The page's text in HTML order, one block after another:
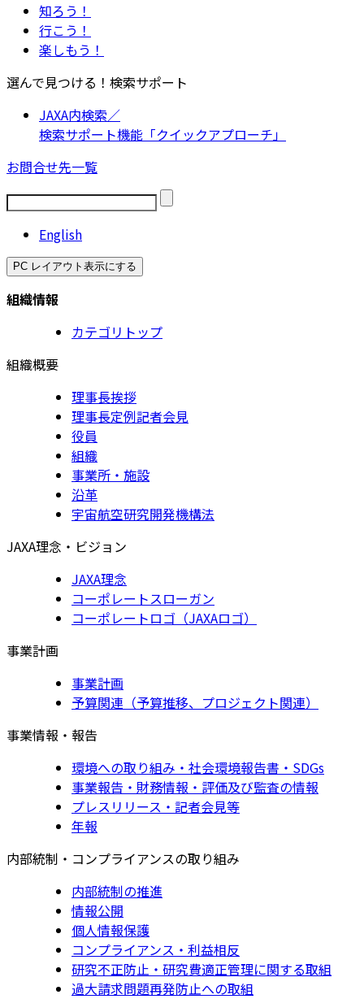
知ろう！
行こう！
楽しもう！
選んで見つける！検索サポート
JAXA内検索／
検索サポート機能「クイックアプローチ」
お問合せ先一覧
English
PC レイアウト表示にする
組織情報
カテゴリトップ
組織概要
理事長挨拶
理事長定例記者会見
役員
組織
事業所・施設
沿革
宇宙航空研究開発機構法
JAXA理念・ビジョン
JAXA理念
コーポレートスローガン
コーポレートロゴ（JAXAロゴ）
事業計画
事業計画
予算関連（予算推移、プロジェクト関連）
事業情報・報告
環境への取り組み・社会環境報告書・SDGs
事業報告・財務情報・評価及び監査の情報
プレスリリース・記者会見等
年報
内部統制・コンプライアンスの取り組み
内部統制の推進
情報公開
個人情報保護
コンプライアンス・利益相反
研究不正防止・研究費適正管理に関する取組
過大請求問題再発防止への取組